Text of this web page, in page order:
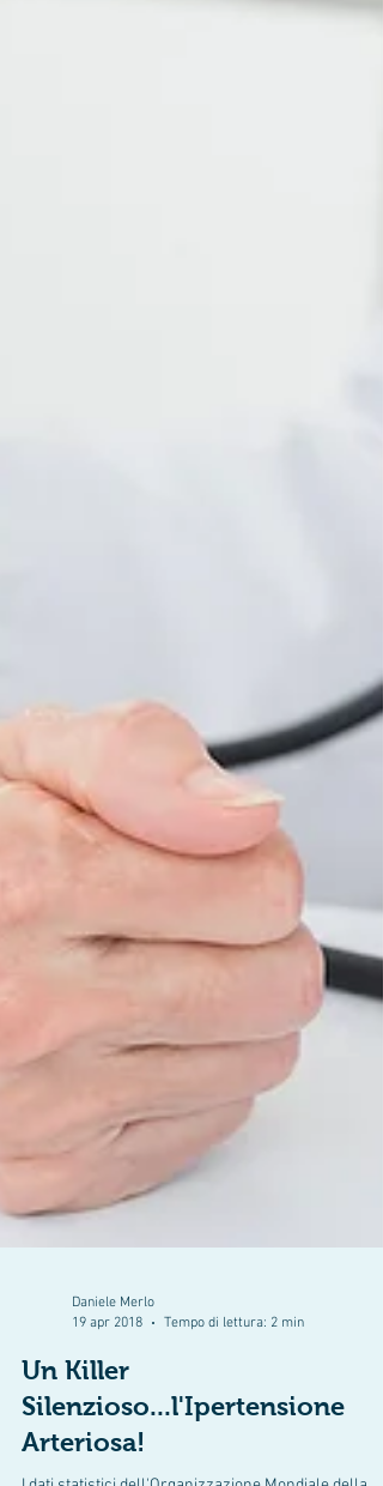
Daniele Merlo
Un Killer
Silenzioso...l'Ipertensione